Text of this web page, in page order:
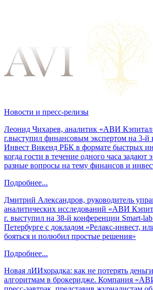
Новости и пресс-релизы
Леонид Чихарев, аналитик «АВИ
г.выступил финансовым экспертом на 3-й
Инвест Викенд РБК в формате быстрых
когда гости в течение одного часа задают
разные вопросы на тему финансов и
Подробнее...
Дмитрий Александров, руководитель
аналитических исследований «АВИ
г. выступил на 38-й конференции Smart-
Петербурге с докладом «Релакс-инвест,
бояться и полюбил простые решения»
Подробнее...
Новая лИИхорадка: как не потерять
алгоритмам в брокеридже. Компания